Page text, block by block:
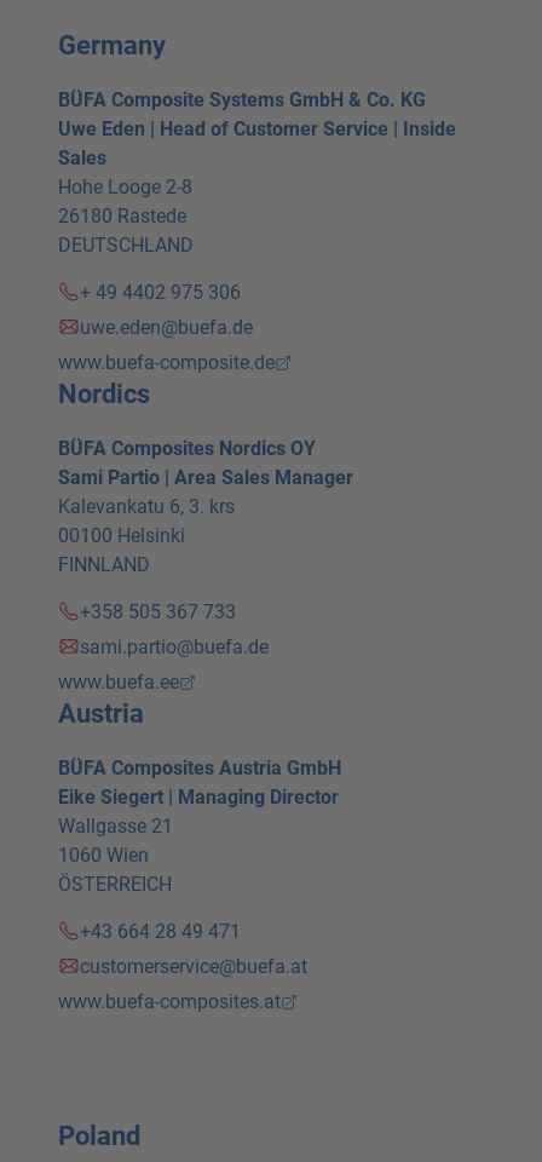
Germany
BÜFA Composite Systems GmbH & Co. KG
Uwe Eden | Head of Customer Service | Inside
Sales
Hohe Looge 2-8
26180 Rastede
DEUTSCHLAND
+ 49 4402 975 306
uwe.eden@buefa.de
www.buefa-composite.de
Nordics
BÜFA Composites Nordics OY
Sami Partio | Area Sales Manager
Kalevankatu 6, 3. krs
00100 Helsinki
FINNLAND
+358 505 367 733
sami.partio@buefa.de
www.buefa.ee
Austria
BÜFA Composites Austria GmbH
Eike Siegert | Managing Director
Wallgasse 21
1060 Wien
ÖSTERREICH
+43 664 28 49 471
customerservice@buefa.at
www.buefa-composites.at
Poland